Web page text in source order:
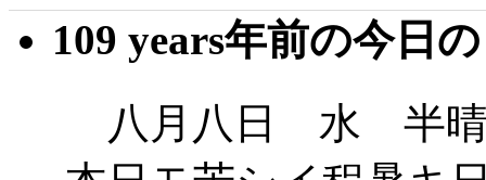
109 years年前の今日
八月八日 水 半